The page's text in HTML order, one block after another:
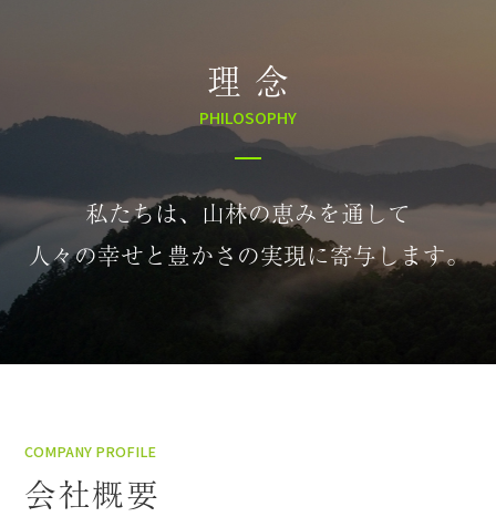
理 念
PHILOSOPHY
私たちは、山林の恵みを通して
人々の幸せと豊かさの実現に寄与します。
COMPANY PROFILE
会社概要